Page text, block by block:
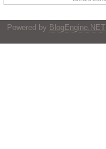
Powered by BlogEngine.NET